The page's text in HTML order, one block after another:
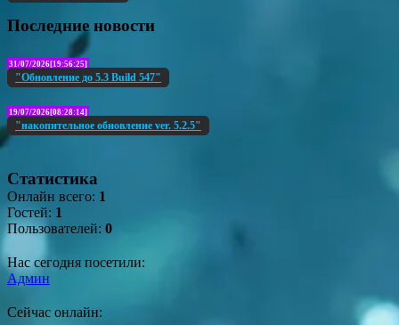
Последние новости
31/07/2026[19:56:25]
"Обновление до 5.3 Build 547"
19/07/2026[08:28:14]
"накопительное обновление ver. 5.2.5"
Статистика
Онлайн всего: 1
Гостей: 1
Пользователей: 0
Нас сегодня посетили:
Админ
Сейчас онлайн: